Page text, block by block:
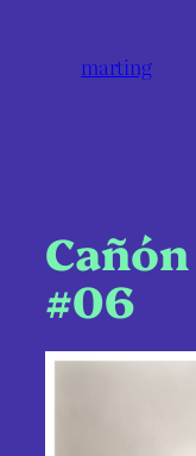
marting
#06